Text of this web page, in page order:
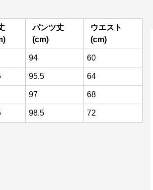
パンツ丈
(cm)
ウエスト
(cm)
94 60
95.5 64
97 68
98.5 72